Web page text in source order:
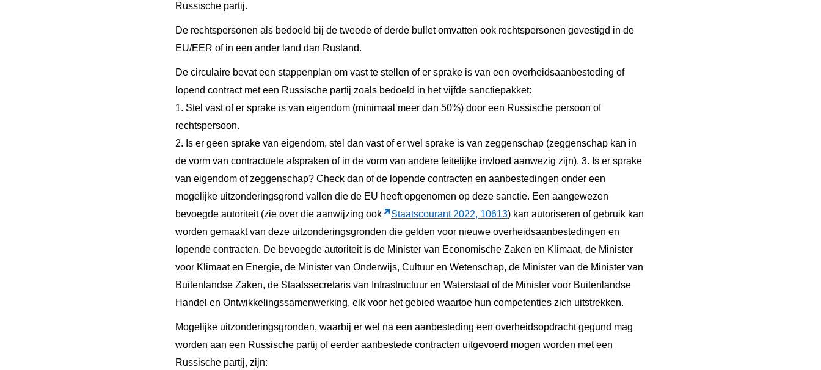
Russische partij.
De rechtspersonen als bedoeld bij de tweede of derde bullet omvatten ook rechtspersonen gevestigd in de
EU/EER of in een ander land dan Rusland.
De circulaire bevat een stappenplan om vast te stellen of er sprake is van een overheidsaanbesteding of
lopend contract met een Russische partij zoals bedoeld in het vijfde sanctiepakket:
1. Stel vast of er sprake is van eigendom (minimaal meer dan 50%) door een Russische persoon of
rechtspersoon.
2. Is er geen sprake van eigendom, stel dan vast of er wel sprake is van zeggenschap (zeggenschap kan in
de vorm van contractuele afspraken of in de vorm van andere feitelijke invloed aanwezig zijn). 3. Is er sprake
van eigendom of zeggenschap? Check dan of de lopende contracten en aanbestedingen onder een
mogelijke uitzonderingsgrond vallen die de EU heeft opgenomen op deze sanctie. Een aangewezen
bevoegde autoriteit (zie over die aanwijzing ook
Staatscourant 2022, 10613) kan autoriseren of gebruik kan
worden gemaakt van deze uitzonderingsgronden die gelden voor nieuwe overheidsaanbestedingen en
lopende contracten. De bevoegde autoriteit is de Minister van Economische Zaken en Klimaat, de Minister
voor Klimaat en Energie, de Minister van Onderwijs, Cultuur en Wetenschap, de Minister van de Minister van
Buitenlandse Zaken, de Staatssecretaris van Infrastructuur en Waterstaat of de Minister voor Buitenlandse
Handel en Ontwikkelingssamenwerking, elk voor het gebied waartoe hun competenties zich uitstrekken.
Mogelijke uitzonderingsgronden, waarbij er wel na een aanbesteding een overheidsopdracht gegund mag
worden aan een Russische partij of eerder aanbestede contracten uitgevoerd mogen worden met een
Russische partij, zijn: